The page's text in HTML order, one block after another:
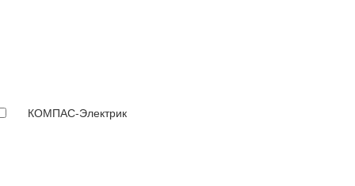
КОМПАС-Электрик